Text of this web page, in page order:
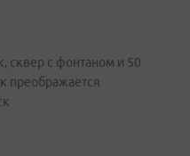
сквер с фонтаном и 50
преображается